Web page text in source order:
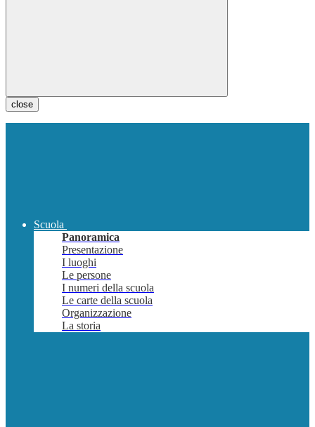
close
Scuola
Panoramica
Presentazione
I luoghi
Le persone
I numeri della scuola
Le carte della scuola
Organizzazione
La storia